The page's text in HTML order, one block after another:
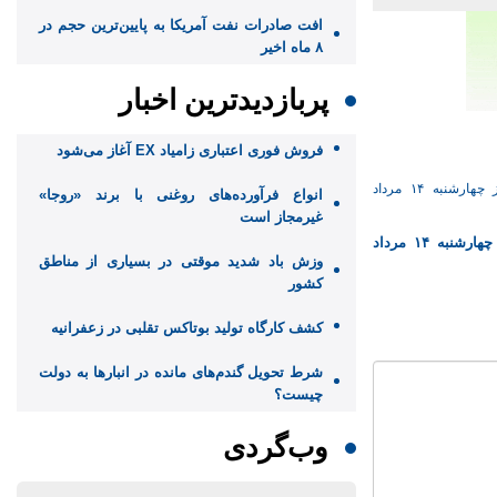
قیمت خودرو‌های سایپا امروز چهارشنبه ۱۴ مرداد
افت صادرات نفت آمریکا به پایین‌ترین حجم در
۸ ماه اخیر
پربازدیدترین اخبار
فروش فوری اعتباری زامیاد EX آغاز می‌شود
انواع فرآورده‌های روغنی با برند «روجا»
غیرمجاز است
وزش باد شدید موقتی در بسیاری از مناطق
کشور
کشف کارگاه تولید بوتاکس تقلبی در زعفرانیه
شرط تحویل گندم‌های مانده در انبار‌ها به دولت
چیست؟
وب‌گردی